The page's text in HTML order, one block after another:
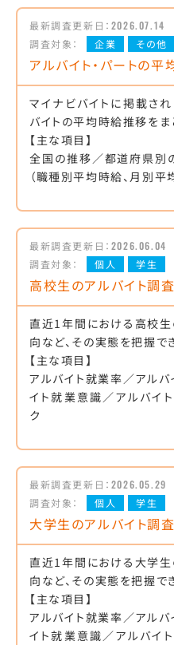
最新調査更新日： 2026.07.14
調査対象：
企業 その他
アルバイト・パートの平
マイナビバイトに掲載さ
バイトの平均時給推移を
【主な項目】
全国の推移／都道府県別
（職種別平均時給、月別平
最新調査更新日： 2026.06.04
調査対象：
個人 学生
高校生のアルバイト調査
直近1年間における高校生
向など、その実態を把握で
【主な項目】
アルバイト就業率／アル
イト就業意識／アルバイ
ク
最新調査更新日： 2026.05.29
調査対象：
個人 学生
大学生のアルバイト調査
直近1年間における大学生
向など、その実態を把握で
【主な項目】
アルバイト就業率／アル
イト就業意識／アルバイ